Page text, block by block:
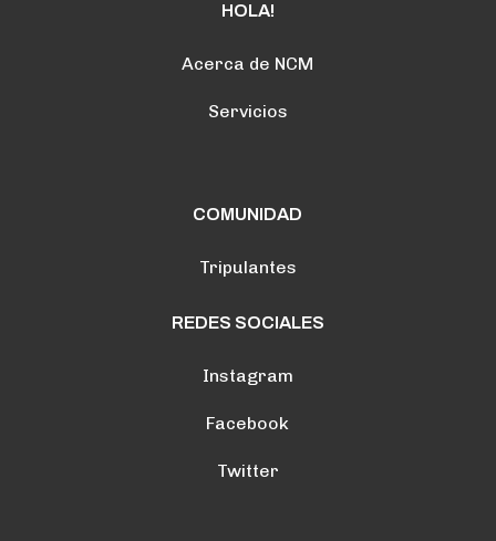
HOLA!
Acerca de NCM
Servicios
COMUNIDAD
Tripulantes
REDES SOCIALES
Instagram
Facebook
Twitter